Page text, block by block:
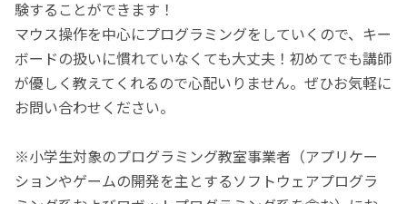
験することができます！
マウス操作を中心にプログラミングをしていくので、キー
ボードの扱いに慣れていなくても大丈夫！初めてでも講師
が優しく教えてくれるので心配いりません。ぜひお気軽に
お問い合わせください。
※小学生対象のプログラミング教室事業者（アプリケー
ションやゲームの開発を主とするソフトウェアプログラ